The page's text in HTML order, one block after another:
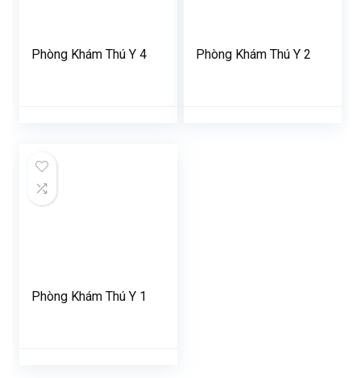
Phòng Khám Thú Y 4 Phòng Khám Thú Y 2
Phòng Khám Thú Y 1